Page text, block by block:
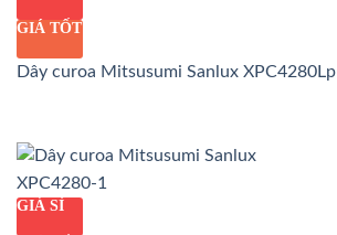
GIÁ TỐT
Dây curoa Mitsusumi Sanlux XPC4280Lp
GIÁ SỈ